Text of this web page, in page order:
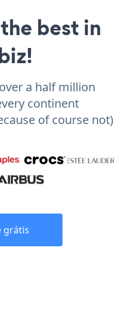
best in
a half million
continent
of course not)
grátis